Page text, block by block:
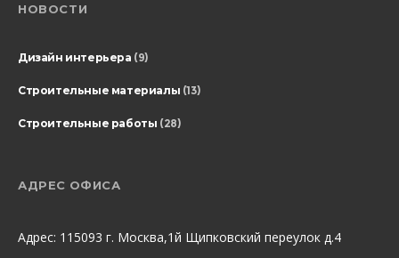
НОВОСТИ
Дизайн интерьера (9)
Строительные материалы (13)
Строительные работы (28)
АДРЕС ОФИСА
Адрес: 115093 г. Москва,1й Щипковский переулок д.4